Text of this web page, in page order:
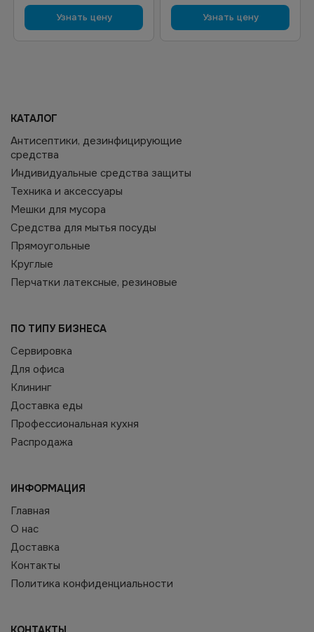
Узнать цену Узнать цену
КАТАЛОГ
Антисептики, дезинфицирующие
средства
Индивидуальные средства защиты
Техника и аксессуары
Мешки для мусора
Средства для мытья посуды
Прямоугольные
Круглые
Перчатки латексные, резиновые
ПО ТИПУ БИЗНЕСА
Сервировка
Для офиса
Клининг
Доставка еды
Профессиональная кухня
Распродажа
ИНФОРМАЦИЯ
Главная
О нас
Доставка
Контакты
Политика конфиденциальности